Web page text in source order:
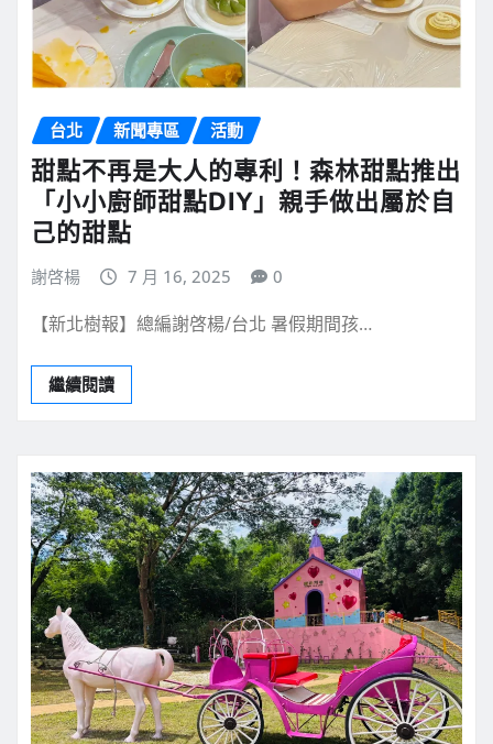
台北 新聞專區 活動
甜點不再是大人的專利！森林甜點推出
「小小廚師甜點DIY」親手做出屬於自
己的甜點
謝啓楊 7 月 16, 2025 0
【新北樹報】總編謝啓楊/台北 暑假期間孩…
繼續閱讀